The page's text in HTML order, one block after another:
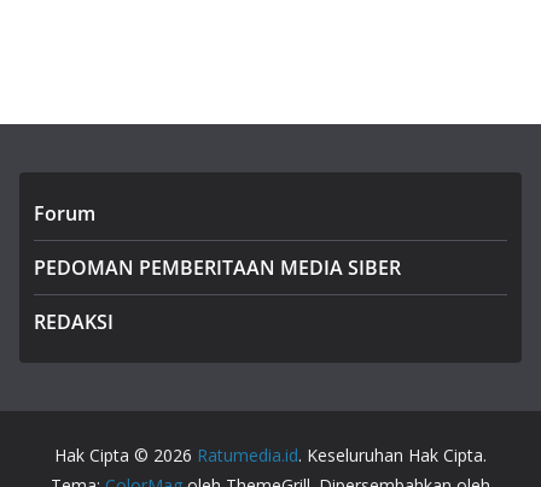
Forum
PEDOMAN PEMBERITAAN MEDIA SIBER
REDAKSI
Hak Cipta © 2026 Ratumedia.id. Keseluruhan Hak Cipta.